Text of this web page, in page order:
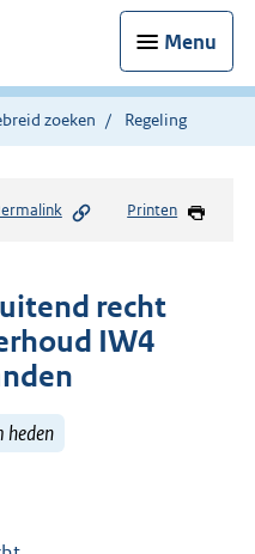
Menu
zoeken Regeling
Printen
recht
IW4